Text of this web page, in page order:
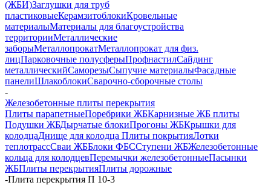
(ЖБИ)Заглушки для труб
пластиковыеКерамзитоблокиКровельные
материалыМатериалы для благоустройства
территорииМеталлические
заборыМеталлопрокатМеталлопрокат для физ.
лицПарковочные полусферыПрофнастилСайдинг
металлическийСаморезыСыпучие материалыФасадные
панелиШлакоблокиСварочно-сборочные столы
-
Железобетонные плиты перекрытия
Плиты парапетныеПоребрики ЖБКарнизные ЖБ плиты
Подушки ЖБДырчатые блокиПрогоны ЖБКрышки для
колодцаДнище для колодца Плиты покрытияЛотки
теплотрассСваи ЖББлоки ФБССтупени ЖБЖелезобетонные
кольца для колодцевПеремычки железобетонныеПасынки
ЖБПлиты перекрытияПлиты дорожные
-Плита перекрытия П 10-3